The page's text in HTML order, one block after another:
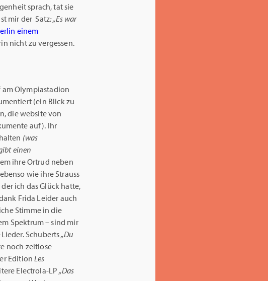
sprach, tat sie
mir der Satz: „Es war
einem
nicht zu vergessen.
am Olympiastadion
(ein Blick zu
die website von
auf). Ihr
(was
einen
ihre Ortrud neben
wie ihre Strauss
ich das Glück hatte,
Frida Leider auch
Stimme in die
Spektrum – sind mir
Schuberts„Du
noch zeitlose
EditionLes
Electrola-LP„Das